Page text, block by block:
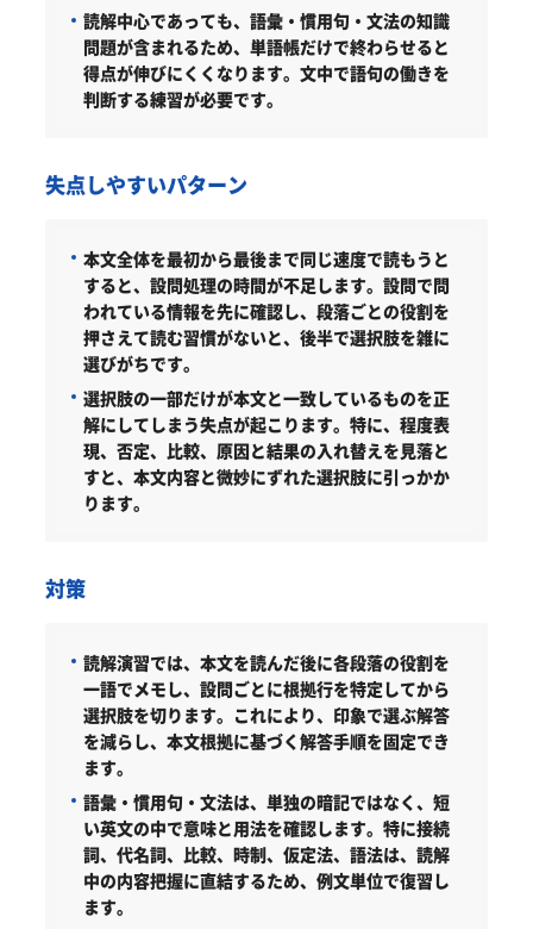
読解中心であっても、語彙・慣用句・文法の知識
問題が含まれるため、単語帳だけで終わらせると
得点が伸びにくくなります。文中で語句の働きを
判断する練習が必要です。
失点しやすいパターン
本文全体を最初から最後まで同じ速度で読もうと
すると、設問処理の時間が不足します。設問で問
われている情報を先に確認し、段落ごとの役割を
押さえて読む習慣がないと、後半で選択肢を雑に
選びがちです。
選択肢の一部だけが本文と一致しているものを正
解にしてしまう失点が起こります。特に、程度表
現、否定、比較、原因と結果の入れ替えを見落と
すと、本文内容と微妙にずれた選択肢に引っかか
ります。
対策
読解演習では、本文を読んだ後に各段落の役割を
一語でメモし、設問ごとに根拠行を特定してから
選択肢を切ります。これにより、印象で選ぶ解答
を減らし、本文根拠に基づく解答手順を固定でき
ます。
語彙・慣用句・文法は、単独の暗記ではなく、短
い英文の中で意味と用法を確認します。特に接続
詞、代名詞、比較、時制、仮定法、語法は、読解
中の内容把握に直結するため、例文単位で復習し
ます。